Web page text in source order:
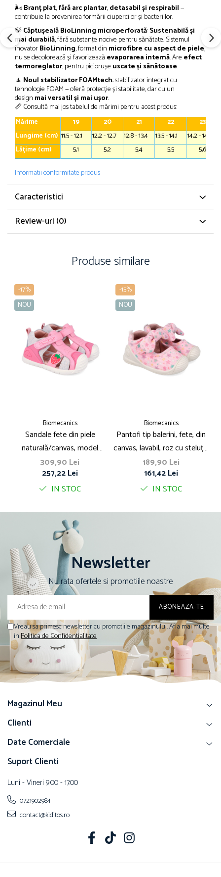
🌬️Branț plat,fără arc plantar,detasabil și respirabil—
contribuie la prevenirea formării ciupercilor și bacteriilor.
🍃Căptușeală BioLinning microperforată:Sustenabilă și
mai durabilă, fără substanțe nocive pentru sănătate. Sistemul
inovatorBioLinning, format din microfibre cu aspect de piele,
nu se decolorează și favorizează evaporarea internă. Are efect
termoreglator, pentru piciorușe uscate și sănătoase.
🧘 Noul stabilizator FOAMtech: stabilizator integrat cu
tehnologie FOAM — oferă protecție și stabilitate, dar cu un
design mai versatil și mai ușor.
📏 Consultă mai jos tabelul de mărimi pentru acest produs:
Mărime 19 20 21 22
23
Lungime (cm) 11,5 - 12,1 12,2 - 12,7 12,8 - 13,4 13,5 - 14,1 14,2 - 14,7
Lățime (cm)
5,1 5,2 5,4 5,5 5,6
Informatii conformitate produs
Caracteristici
Review-uri (0)
Produse similare
-17%
NOU
Biomecanics
Sandale fete din piele
naturală/canvas, model
căpsuni, roz - Biomecanics
309,90 Lei
257,22 Lei
IN STOC
-15%
NOU
Biomecanics
Pantofi tip balerini, fete, din
canvas, lavabil, roz cu steluțe,
Biomecanics
189,90 Lei
161,42 Lei
IN STOC
Newsletter
Nu rata ofertele si promotiile noastre
Vreau sa primesc newsletter cu promotiile magazinului. Afla mai multe
inPolitica de Confidentialitate
Magazinul Meu
Clienti
Date Comerciale
Suport Clienti
Luni - Vineri 9:00 - 17:00
0721902984
contact@kiditos.ro